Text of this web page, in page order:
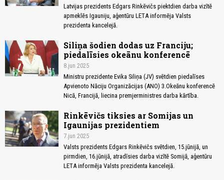
Latvijas prezidents Edgars Rinkēvičs piektdien darba vizītē
apmeklēs Igauniju, aģentūru LETA informēja Valsts
prezidenta kancelejā.
Siliņa šodien dodas uz Franciju;
piedalīsies okeānu konferencē
8.jun 2025
Ministru prezidente Evika Siliņa (JV) svētdien piedalīses
Apvienoto Nāciju Organizācijas (ANO) 3.Okeānu konferencē
Nicā, Francijā, liecina premjerministres darba kārtība.
Rinkēvičs tiksies ar Somijas un
Igaunijas prezidentiem
7.jun 2025
Valsts prezidents Edgars Rinkēvičs svētdien, 15.jūnijā, un
pirmdien, 16.jūnijā, atradīsies darba vizītē Somijā, aģentūru
LETA informēja Valsts prezidenta kancelejā.